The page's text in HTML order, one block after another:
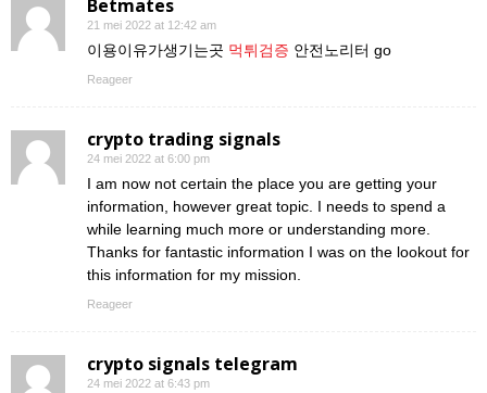
Betmates
21 mei 2022 at 12:42 am
이용이유가생기는곳 먹튀검증 안전노리터 go
Reageer
crypto trading signals
24 mei 2022 at 6:00 pm
I am now not certain the place you are getting your
information, however great topic. I needs to spend a
while learning much more or understanding more.
Thanks for fantastic information I was on the lookout for
this information for my mission.
Reageer
crypto signals telegram
24 mei 2022 at 6:43 pm